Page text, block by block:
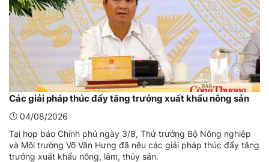
Các giải pháp thúc đẩy tăng trưởng xuất khẩu nông sản
04/08/2026
Tại họp báo Chính phủ ngày 3/8, Thứ trưởng Bộ Nông nghiệp
và Môi trường Võ Văn Hưng đã nêu các giải pháp thúc đẩy tăng
trưởng xuất khẩu nông, lâm, thủy sản.